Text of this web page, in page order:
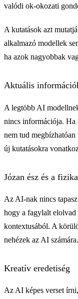
valódi ok-okozati
A kutatások azt
alkalmazó modellek
ha azok nagyobbak
Aktuális
A legtöbb AI
nincs információja. Ha
nem tud
új kutatásokra
Józan ész és a
Az AI-nak nincs
hogy a fagylalt elolvad
kontextusából. A
nehézek az AI számára.
Kreatív eredetiség
Az AI képes verset